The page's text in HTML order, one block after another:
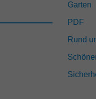
Garten
PDF
Rund